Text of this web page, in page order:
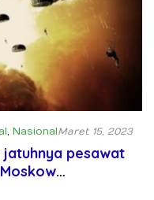
, NasionalMaret 15, 2023
jatuhnya pesawat